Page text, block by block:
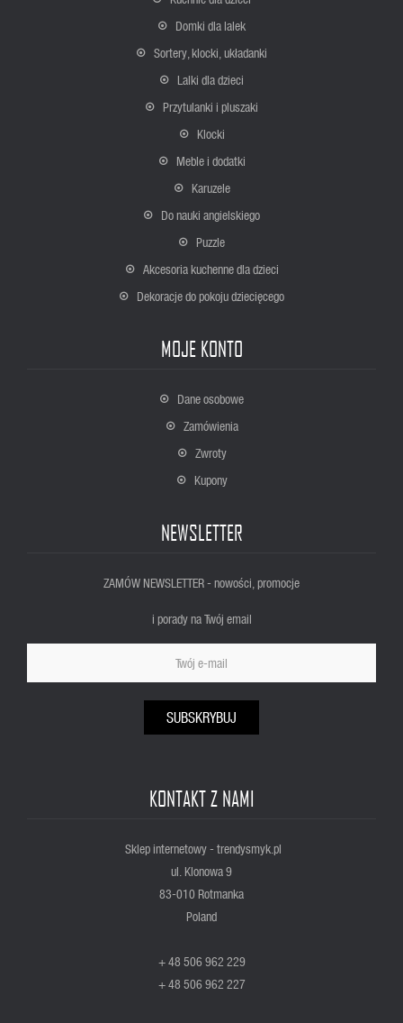
Domki dla lalek
Sortery, klocki, układanki
Lalki dla dzieci
Przytulanki i pluszaki
Klocki
Meble i dodatki
Karuzele
Do nauki angielskiego
Puzzle
Akcesoria kuchenne dla dzieci
Dekoracje do pokoju dziecięcego
MOJE KONTO
Dane osobowe
Zamówienia
Zwroty
Kupony
NEWSLETTER
ZAMÓW NEWSLETTER - nowości, promocje
i porady na Twój email
SUBSKRYBUJ
KONTAKT Z NAMI
Sklep internetowy - trendysmyk.pl
ul. Klonowa 9
83-010 Rotmanka
Poland
+ 48 506 962 229
+ 48 506 962 227